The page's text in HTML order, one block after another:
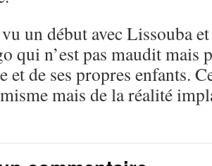
un début avec Lissouba
qui n’est pas maudit mais
et de ses propres enfants.
mais de la réalité